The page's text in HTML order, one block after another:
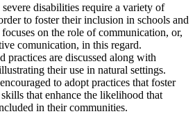
disabilities require a variety of
to foster their inclusion in schools and
on the role of communication, or,
comunication, in this regard.
practices are discussed along with
their use in natural settings.
to adopt practices that foster
that enhance the likelihood that
in their communities.